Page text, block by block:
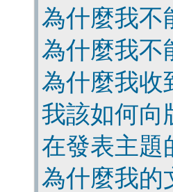
為什麼我不
為什麼我不
為什麼我收
我該如何向
在發表主題
為什麼我的